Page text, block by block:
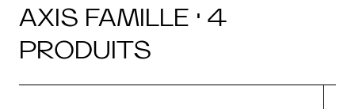
AXIS FAMILLE · 4
PRODUITS